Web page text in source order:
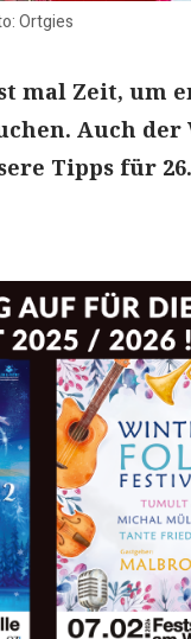
Ortgies
mal Zeit, um
Auch
Tipps für